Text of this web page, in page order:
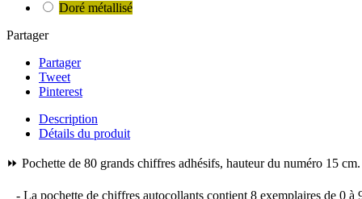
Doré métallisé
Partager
Partager
Tweet
Pinterest
Description
Détails du produit
⏩ Pochette de 80 grands chiffres adhésifs, hauteur du numéro 15 cm.
- La pochette de chiffres autocollants contient 8 exemplaires de 0 à